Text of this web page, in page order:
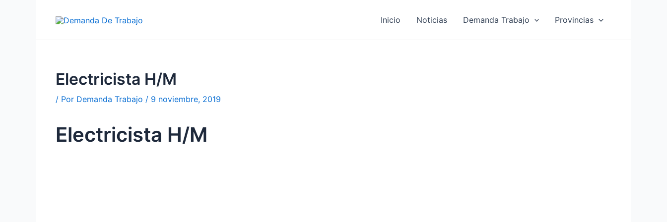
Inicio Noticias Demanda Trabajo Provincias
Electricista H/M
/ Por Demanda Trabajo / 9 noviembre, 2019
Electricista H/M